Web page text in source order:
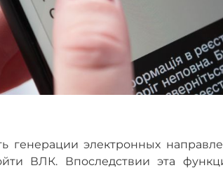
генерации электронных
ВЛК. Впоследствии эта